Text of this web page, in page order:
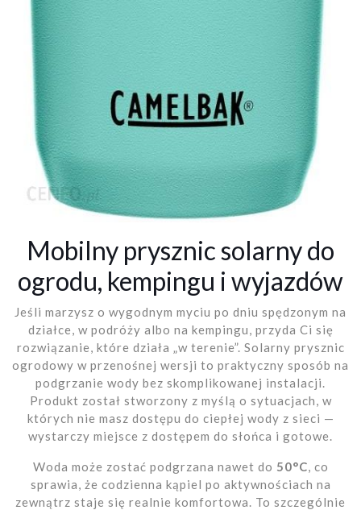
Mobilny prysznic solarny do
ogrodu, kempingu i wyjazdów
Jeśli marzysz o wygodnym myciu po dniu spędzonym na
działce, w podróży albo na kempingu, przyda Ci się
rozwiązanie, które działa „w terenie”. Solarny prysznic
ogrodowy w przenośnej wersji to praktyczny sposób na
podgrzanie wody bez skomplikowanej instalacji.
Produkt został stworzony z myślą o sytuacjach, w
których nie masz dostępu do ciepłej wody z sieci —
wystarczy miejsce z dostępem do słońca i gotowe.
Woda może zostać podgrzana nawet do 50°C , co
sprawia, że codzienna kąpiel po aktywnościach na
zewnątrz staje się realnie komfortowa. To szczególnie